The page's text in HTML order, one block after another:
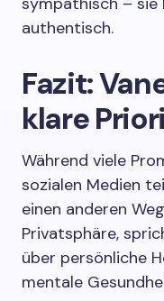
authentisch.
Fazit:
klare
Während viele
sozialen Medien
einen anderen
Privatsphäre,
über persönliche
mentale